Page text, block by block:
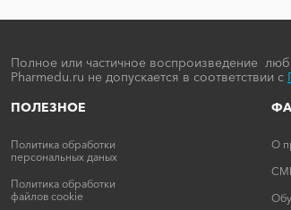
Полное или частичное воспроизведение
Pharmedu.ru не допускается в соответствии с
ПОЛЕЗНОЕ
Политика обработки
персональных даных
Политика обработки
файлов cookie
О